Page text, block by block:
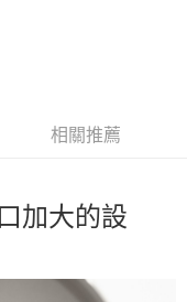
商業銀行
銀行
商業銀行
灣）商業銀行
銀行
銀行
相關推薦
加大的設